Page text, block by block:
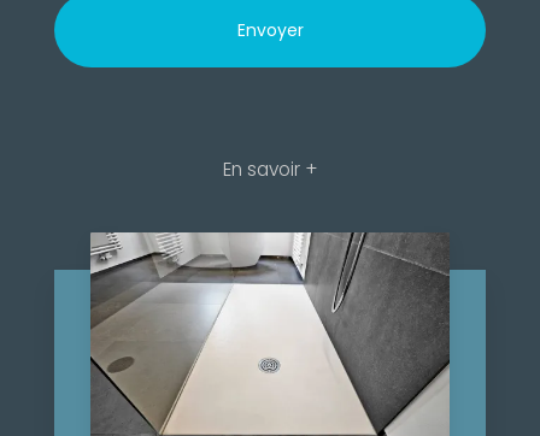
En savoir +